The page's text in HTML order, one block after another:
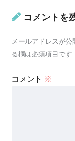
コメントを
メールアドレスが公
る欄は必須項目です
コメント ※